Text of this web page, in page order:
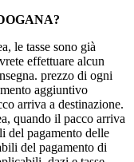
le tasse sono già
effettuare alcun
prezzo di ogni
aggiuntivo
arriva a destinazione.
quando il pacco arriva
del pagamento delle
del pagamento di